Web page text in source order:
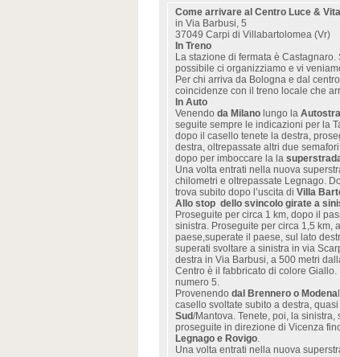
Come arrivare al Centro Luce & Vita
in Via Barbusi, 5
37049 Carpi di Villabartolomea (Vr)
In Treno
La stazione di fermata è
possibile ci organizziamo e vi
Per chi arriva da Bologna e dal
coincidenze con il treno locale che
In Auto
Venendoda Milano lungo la
seguite sempre le indicazioni per la
dopo il casello tenete la destra,
destra, oltrepassate altri due
dopo per imboccare la la
Una volta entrati nella nuova
chilometri e oltrepassate Legnago.
trova subito dopo l’uscita diVilla
Allo stop dello svincolo girate a
Proseguite per circa 1 km, dopo il
sinistra. Proseguite per circa 1,5 km,
paese,superate il paese, sul lato
superati svoltare a sinistra in via
destra in Via Barbusi, a 500 metri
Centro è il fabbricato di colore
numero 5.
Provenendodal Brennero o Modena
casello svoltate subito a destra,
Sud/Mantova. Tenete, poi, la
proseguite in direzione di Vicenza
Legnago e Rovigo.
Una volta entrati nella nuova